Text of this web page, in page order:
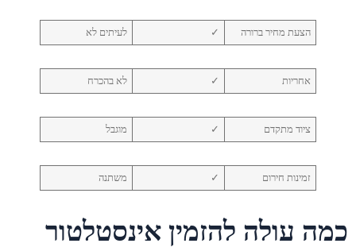
הצעת מחיר ברורה ✓ לעיתים לא
אחריות ✓ לא בהכרח
ציוד מתקדם ✓ מוגבל
זמינות חירום ✓ משתנה
כמה עולה להזמין אינסטלטור